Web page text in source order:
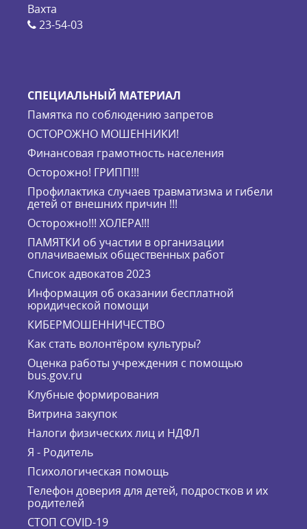
Вахта
23-54-03
СПЕЦИАЛЬНЫЙ МАТЕРИАЛ
Памятка по соблюдению запретов
ОСТОРОЖНО МОШЕННИКИ!
Финансовая грамотность населения
Осторожно! ГРИПП!!!
Профилактика случаев травматизма и гибели
детей от внешних причин !!!
Осторожно!!! ХОЛЕРА!!!
ПАМЯТКИ об участии в организации
оплачиваемых общественных работ
Список адвокатов 2023
Информация об оказании бесплатной
юридической помощи
КИБЕРМОШЕННИЧЕСТВО
Как стать волонтёром культуры?
Оценка работы учреждения с помощью
bus.gov.ru
Клубные формирования
Витрина закупок
Налоги физических лиц и НДФЛ
Я - Родитель
Психологическая помощь
Телефон доверия для детей, подростков и их
родителей
СТОП COVID-19